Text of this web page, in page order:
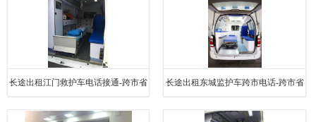
长途出租江门救护车电话接通-跨市省
县接送电话YBF
长途出租东城监护车跨市电话-跨市省
县接送电话YBF